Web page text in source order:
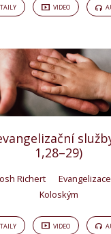
VIDEO
1,28–29)
Richert Evangelizace
Koloským
VIDEO